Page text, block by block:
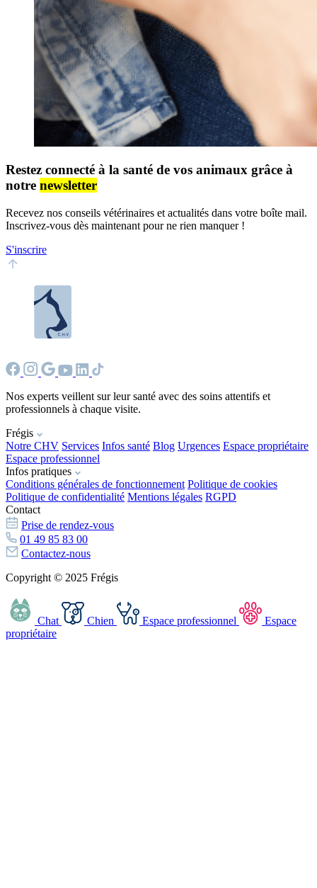
Restez connecté à la santé de vos animaux grâce à
notre newsletter
Recevez nos conseils vétérinaires et actualités dans votre boîte mail.
Inscrivez-vous dès maintenant pour ne rien manquer !
S'inscrire
Nos experts veillent sur leur santé avec des soins attentifs et
professionnels à chaque visite.
Frégis
Notre CHV Services Infos santé Blog Urgences Espace propriétaire
Espace professionnel
Infos pratiques
Conditions générales de fonctionnement Politique de cookies
Politique de confidentialité Mentions légales RGPD
Contact
Prise de rendez-vous
01 49 85 83 00
Contactez-nous
Copyright © 2025 Frégis
Chat Chien Espace professionnel
Espace
propriétaire